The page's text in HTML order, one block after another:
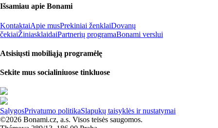
Išsamiau apie Bonami
KontaktaiApie musPrekiniai ženklaiDovanų
čekiaiŽiniasklaidaiPartnerių programaBonami verslui
Atsisiųsti mobiliąją programėlę
Sekite mus socialiniuose tinkluose
SąlygosPrivatumo politikaSlapukų taisyklės ir nustatymai
©2026 Bonami.cz, a.s. Visos teisės saugomos.